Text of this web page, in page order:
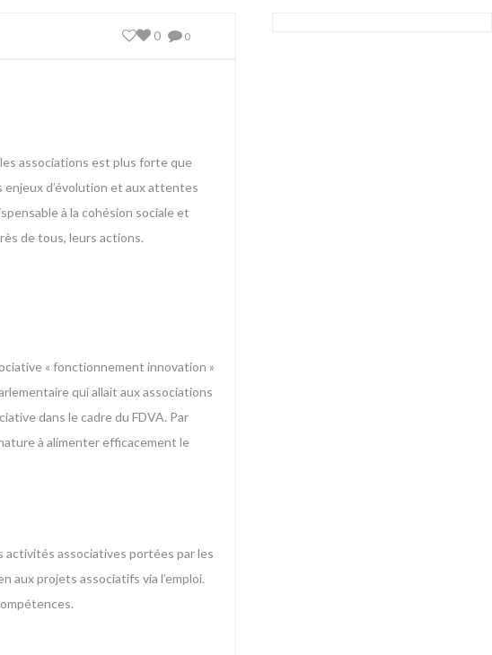
0
0
associations est plus forte que
enjeux d’évolution et aux attentes
à la cohésion sociale et
de tous, leurs actions.
« fonctionnement innovation »
qui allait aux associations
dans le cadre du FDVA. Par
à alimenter efficacement le
activités associatives portées par les
aux projets associatifs via l’emploi.